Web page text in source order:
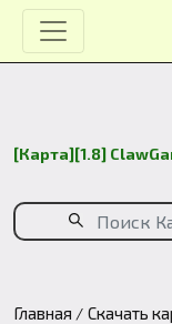
[Карта][1.8]
Главная Скачать